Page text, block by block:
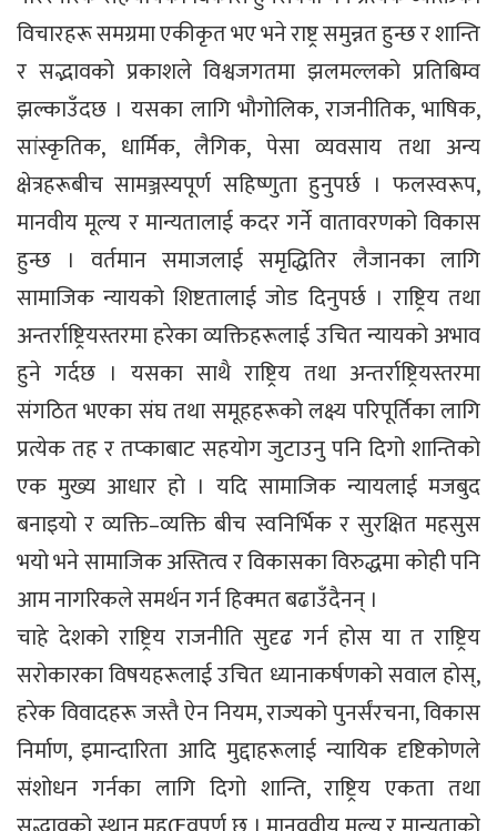
विचारहरू समग्रमा एकीकृत भए भने राष्ट्र समुन्नत हुन्छ र शान्ति
र सद्भावको प्रकाशले विश्वजगतमा झलमल्लको प्रतिबिम्व
झल्काउँदछ । यसका लागि भौगोलिक, राजनीतिक, भाषिक,
सांस्कृतिक, धार्मिक, लैगिक, पेसा व्यवसाय तथा अन्य
क्षेत्रहरूबीच सामञ्जस्यपूर्ण सहिष्णुता हुनुपर्छ । फलस्वरूप,
मानवीय मूल्य र मान्यतालाई कदर गर्ने वातावरणको विकास
हुन्छ । वर्तमान समाजलाई समृद्धितिर लैजानका लागि
सामाजिक न्यायको शिष्टतालाई जोड दिनुपर्छ । राष्ट्रिय तथा
अन्तर्राष्ट्रियस्तरमा हरेका व्यक्तिहरूलाई उचित न्यायको अभाव
हुने गर्दछ । यसका साथै राष्ट्रिय तथा अन्तर्राष्ट्रियस्तरमा
संगठित भएका संघ तथा समूहहरूको लक्ष्य परिपूर्तिका लागि
प्रत्येक तह र तप्काबाट सहयोग जुटाउनु पनि दिगो शान्तिको
एक मुख्य आधार हो । यदि सामाजिक न्यायलाई मजबुद
बनाइयो र व्यक्ति–व्यक्ति बीच स्वनिर्भिक र सुरक्षित महसुस
भयो भने सामाजिक अस्तित्व र विकासका विरुद्धमा कोही पनि
आम नागरिकले समर्थन गर्न हिक्मत बढाउँदैनन् ।
चाहे देशको राष्ट्रिय राजनीति सुदृढ गर्न होस या त राष्ट्रिय
सरोकारका विषयहरूलाई उचित ध्यानाकर्षणको सवाल होस्,
हरेक विवादहरू जस्तै ऐन नियम, राज्यको पुनर्संरचना, विकास
निर्माण, इमान्दारिता आदि मुद्दाहरूलाई न्यायिक दृष्टिकोणले
संशोधन गर्नका लागि दिगो शान्ति, राष्ट्रिय एकता तथा